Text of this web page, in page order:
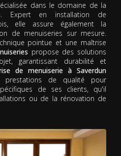
dans le domaine de la
. Expert en installation de
elle assure également la
de menuiseries sur mesure.
pointue et une maîtrise
propose des solutions
garantissant durabilité et
de menuiserie à Saverdun
prestations de qualité pour
de ses clients, qu'il
ou de la rénovation de